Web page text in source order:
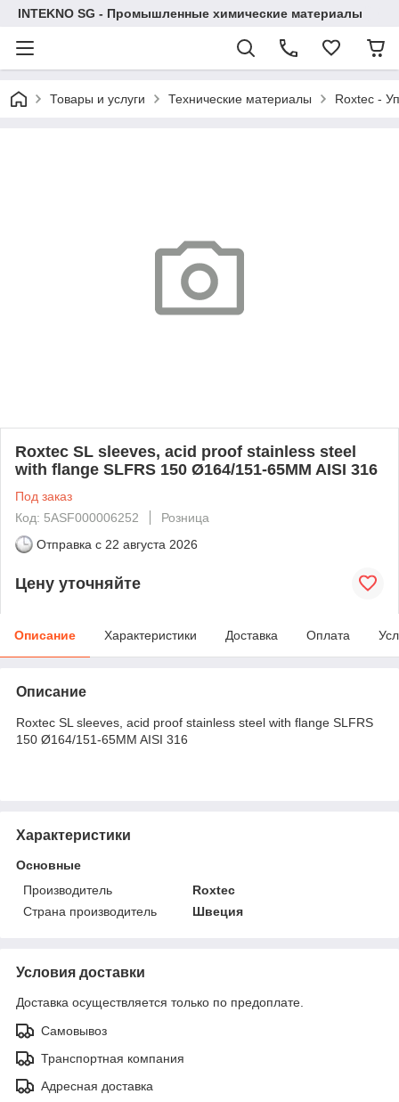
INTEKNO SG - Промышленные химические материалы
Товары и услуги Технические материалы Roxtec -
Roxtec SL sleeves, acid proof stainless steel
with flange SLFRS 150 Ø164/151-65MM AISI 316
Под заказ
Код: 5ASF000006252
Розница
Отправка с 22 августа 2026
Цену уточняйте
Описание Характеристики Доставка Оплата
Описание
Roxtec SL sleeves, acid proof stainless steel with flange SLFRS
150 Ø164/151-65MM AISI 316
Характеристики
Основные
Производитель
Roxtec
Страна производитель
Швеция
Условия доставки
Доставка осуществляется только по предоплате.
Самовывоз
Транспортная компания
Адресная доставка